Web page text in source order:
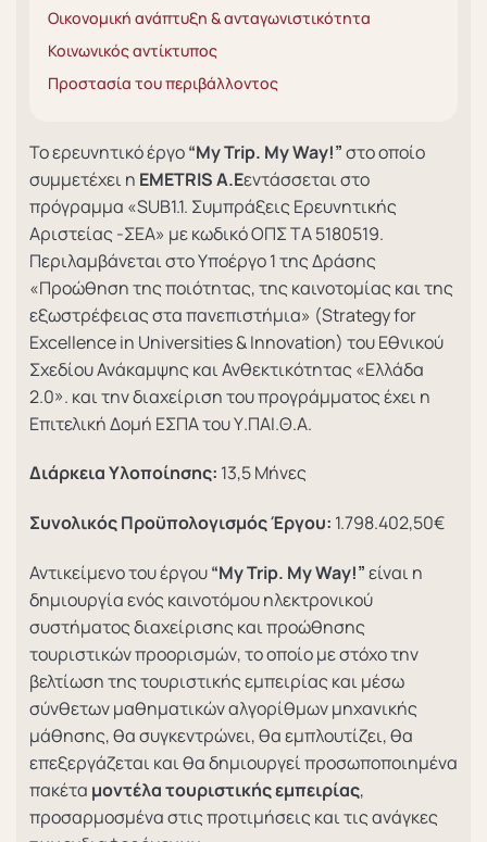
Οικονομική ανάπτυξη & ανταγωνιστικότητα
Κοινωνικός αντίκτυπος
Προστασία του περιβάλλοντος
Το ερευνητικό έργο“My Trip. My Way!”στο οποίο
συμμετέχει η EMETRISA.Eεντάσσεται στο
πρόγραμμα «SUB1.1. Συμπράξεις Ερευνητικής
Αριστείας -ΣΕΑ» με κωδικό ΟΠΣ ΤΑ 5180519.
Περιλαμβάνεται στο Υποέργο 1 της Δράσης
«Προώθηση της ποιότητας, της καινοτομίας και της
εξωστρέφειας στα πανεπιστήμια» (Strategy for
Excellence in Universities & Innovation) του Εθνικού
Σχεδίου Ανάκαμψης και Ανθεκτικότητας «Ελλάδα
2.0». και την διαχείριση του προγράμματος έχει η
Επιτελική Δομή ΕΣΠΑ του Υ.ΠΑΙ.Θ.Α.
Διάρκεια Υλοποίησης: 13,5 Μήνες
Συνολικός Προϋπολογισμός Έργου: 1.798.402,50€
Αντικείμενο του έργου“My Trip. My Way!”είναι η
δημιουργία ενός καινοτόμου ηλεκτρονικού
συστήματος διαχείρισης και προώθησης
τουριστικών προορισμών, το οποίο με στόχο την
βελτίωση της τουριστικής εμπειρίας και μέσω
σύνθετων μαθηματικών αλγορίθμων μηχανικής
μάθησης, θα συγκεντρώνει, θα εμπλουτίζει, θα
επεξεργάζεται και θα δημιουργεί προσωποποιημένα
πακέτα μοντέλα τουριστικής εμπειρίας,
προσαρμοσμένα στις προτιμήσεις και τις ανάγκες